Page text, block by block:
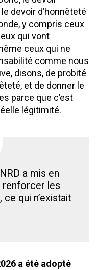
devoir d’honnêteté
y compris ceux
qui vont
ceux qui ne
comme nous
disons, de probité
et de donner le
parce que c’est
légitimité.
a mis en
renforcer les
qui n’existait
a été adopté